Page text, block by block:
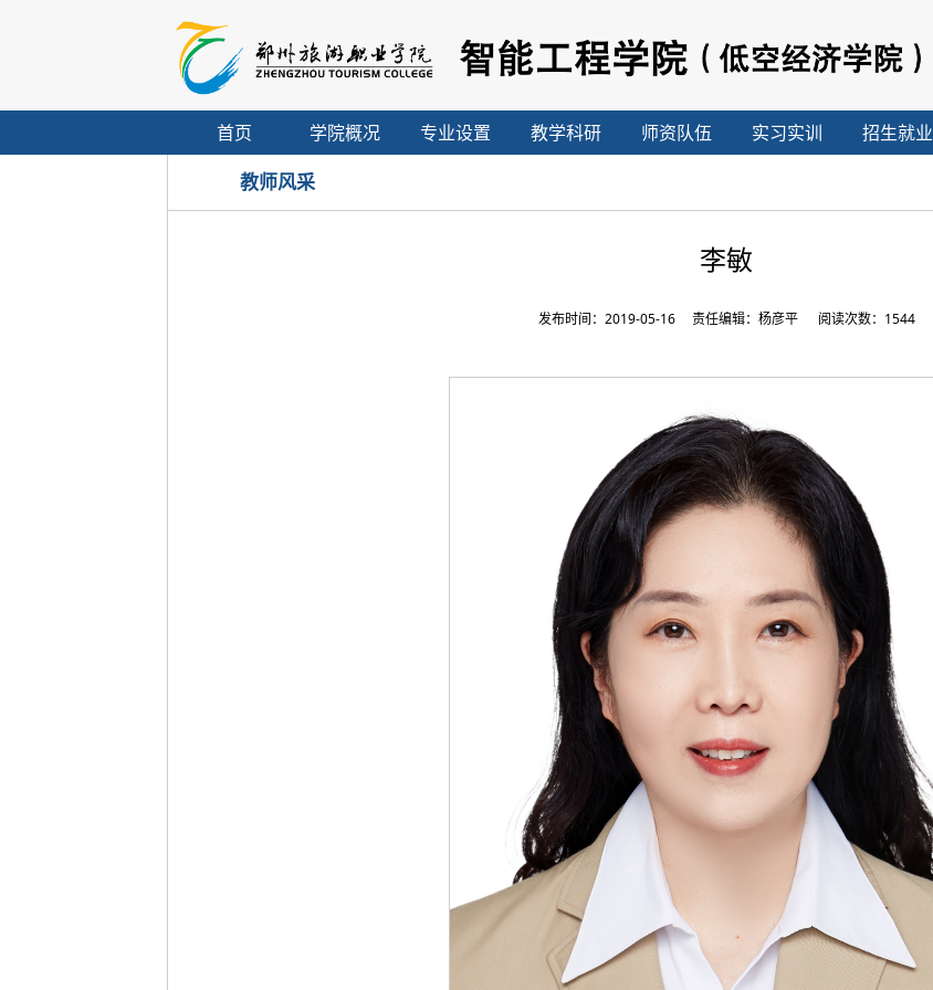
首页 学院概况 专业设置 教学科研 师资队伍 实习实训 招生就业
教师风采
李敏
发布时间：2019-05-16 责任编辑：杨彦平 阅读次数： 1544